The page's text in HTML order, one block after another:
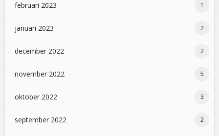
februari 2023 1
januari 2023 2
december 2022 2
november 2022 5
oktober 2022 3
september 2022 2